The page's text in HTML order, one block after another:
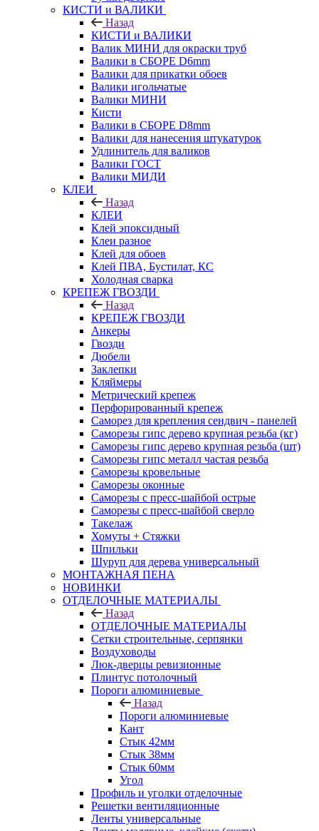
КИСТИ и ВАЛИКИ
Назад
КИСТИ и ВАЛИКИ
Валик МИНИ для окраски труб
Валики в СБОРЕ D6mm
Валики для прикатки обоев
Валики игольчатые
Валики МИНИ
Кисти
Валики в СБОРЕ D8mm
Валики для нанесения штукатурок
Удлинитель для валиков
Валики ГОСТ
Валики МИДИ
КЛЕИ
Назад
КЛЕИ
Клей эпоксидный
Клеи разное
Клей для обоев
Клей ПВА, Бустилат, КС
Холодная сварка
КРЕПЕЖ ГВОЗДИ
Назад
КРЕПЕЖ ГВОЗДИ
Анкеры
Гвозди
Дюбели
Заклепки
Кляймеры
Метрический крепеж
Перфорированный крепеж
Саморез для крепления сендвич - панелей
Саморезы гипс дерево крупная резьба (кг)
Саморезы гипс дерево крупная резьба (шт)
Саморезы гипс металл частая резьба
Саморезы кровельные
Саморезы оконные
Саморезы с пресс-шайбой острые
Саморезы с пресс-шайбой сверло
Такелаж
Хомуты + Стяжки
Шпильки
Шуруп для дерева универсальный
МОНТАЖНАЯ ПЕНА
НОВИНКИ
ОТДЕЛОЧНЫЕ МАТЕРИАЛЫ
Назад
ОТДЕЛОЧНЫЕ МАТЕРИАЛЫ
Сетки строительные, серпянки
Воздуховоды
Люк-дверцы ревизионные
Плинтус потолочный
Пороги алюминиевые
Назад
Пороги алюминиевые
Кант
Стык 42мм
Стык 38мм
Стык 60мм
Угол
Профиль и уголки отделочные
Решетки вентиляционные
Ленты универсальные